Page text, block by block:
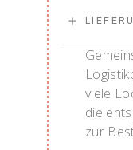
viele
die
zur